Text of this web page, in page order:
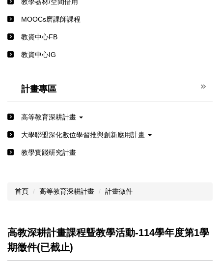
MOOCs磨課師課程
教資中心FB
教資中心IG
計畫專區
高等教育深耕計畫
⼤學聯盟深化數位學習推與創新應⽤計畫
教學實踐研究計畫
首頁 高等教育深耕計畫 計畫徵件
高教深耕計畫課程曁教學活動-114學年度第1學
期徵件(已截止)